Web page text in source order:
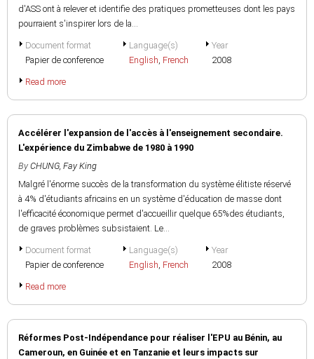
d'ASS ont à relever et identifie des pratiques prometteuses dont les pays
pourraient s'inspirer lors de la...
Document format
Papier de conference
Language(s)
English, French
Year
2008
Read more
Accélérer l'expansion de l'accès à l'enseignement secondaire.
L'expérience du Zimbabwe de 1980 à 1990
By CHUNG, Fay King
Malgré l'énorme succès de la transformation du système élitiste réservé
à 4% d'étudiants africains en un système d'éducation de masse dont
l'efficacité économique permet d'accueillir quelque 65%des étudiants,
de graves problèmes subsistaient. Le...
Document format
Papier de conference
Language(s)
English, French
Year
2008
Read more
Réformes Post-Indépendance pour réaliser l'EPU au Bénin, au
Cameroun, en Guinée et en Tanzanie et leurs impacts sur